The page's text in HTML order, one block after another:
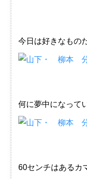
今日は好きなもの
何に夢中になって
60センチはあるカ